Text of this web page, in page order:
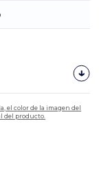
el color de la imagen del
del producto.